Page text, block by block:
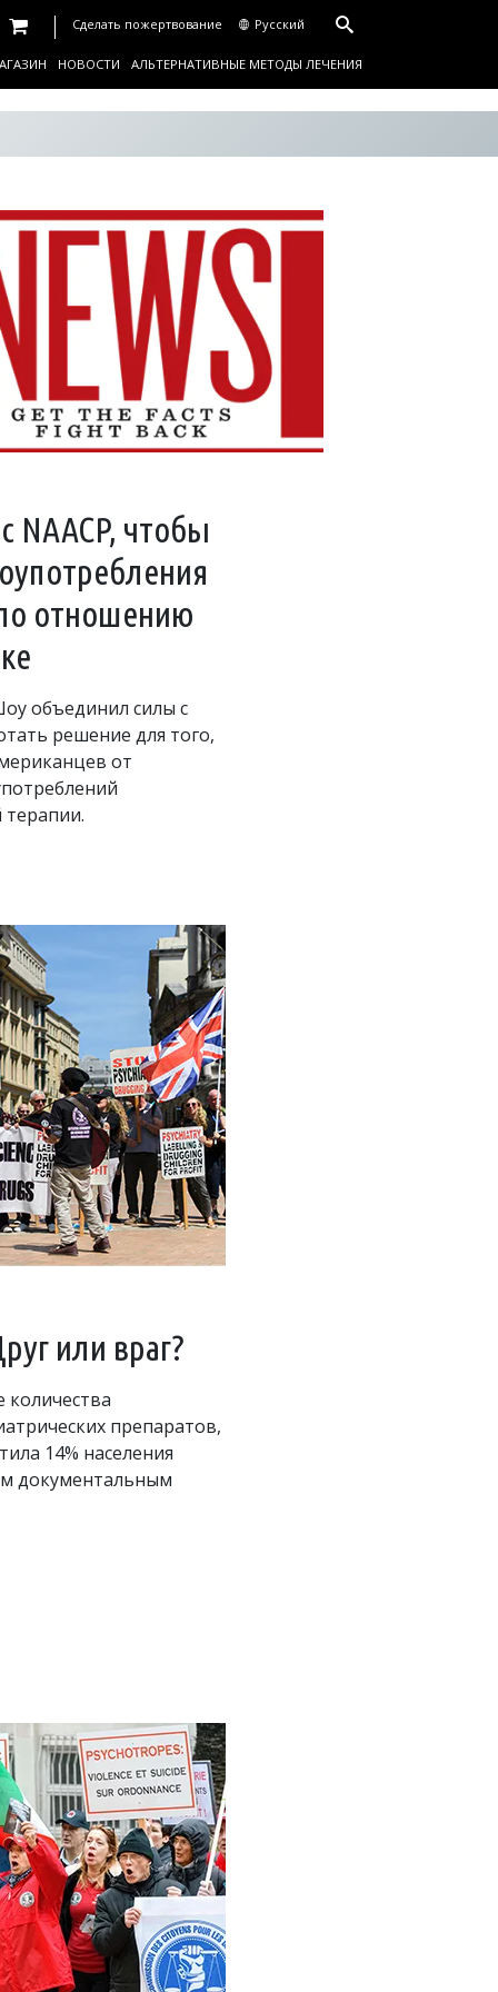
Сделать пожертвование Русский
НОВОСТИ АЛЬТЕРНАТИВНЫЕ МЕТОДЫ ЛЕЧЕНИЯ
NAACP, чтобы
отношению
объединил силы с
решение для того,
от
или враг?
препаратов,
14% населения
документальным